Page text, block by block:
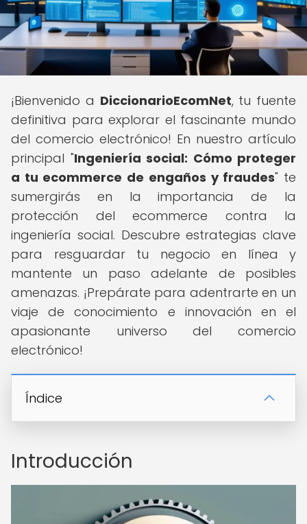
¡Bienvenido a DiccionarioEcomNet, tu fuente
definitiva para explorar el fascinante mundo
del comercio electrónico! En nuestro artículo
principal "Ingeniería social: Cómo proteger
a tu ecommerce de engaños y fraudes" te
sumergirás en la importancia de la
protección del ecommerce contra la
ingeniería social. Descubre estrategias clave
para resguardar tu negocio en línea y
mantente un paso adelante de posibles
amenazas. ¡Prepárate para adentrarte en un
viaje de conocimiento e innovación en el
apasionante universo del comercio
electrónico!
Índice
Introducción